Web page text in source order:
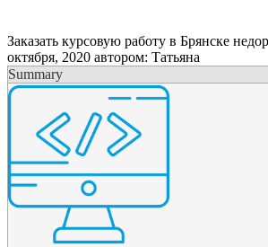
Заказать курсовую работу в Брянске
октября, 2020 автором: Татьяна
Summary